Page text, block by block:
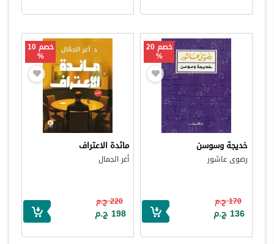
خصم 20
%
خديجة وسوسن
رضوى عاشور
170 ج.م
136 ج.م
خصم 10
%
مائدة الاعتراف
أغر الجمال
220 ج.م
198 ج.م